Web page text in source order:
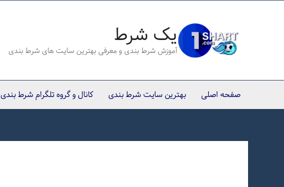
یک شرط
آموزش شرط بندی و معرفی بهترین سایت های شرط بندی
صفحه اصلی بهترین سایت شرط بندی کانال و گروه تلگرام شرط بندی